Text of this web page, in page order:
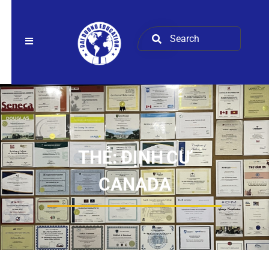
THẺ:ĐỊNH CƯ
CANADA